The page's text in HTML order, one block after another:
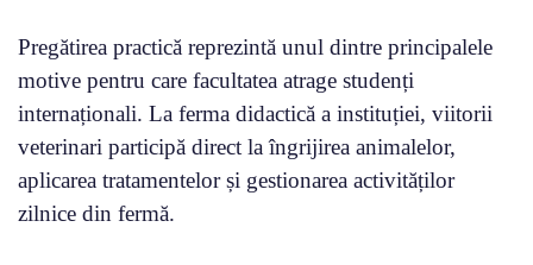
Pregătirea practică reprezintă unul dintre principalele
motive pentru care facultatea atrage studenți
internaționali. La ferma didactică a instituției, viitorii
veterinari participă direct la îngrijirea animalelor,
aplicarea tratamentelor și gestionarea activităților
zilnice din fermă.